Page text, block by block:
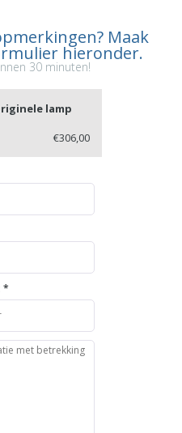
Maak
hieronder.
30 minuten!
lamp
€306,00
*